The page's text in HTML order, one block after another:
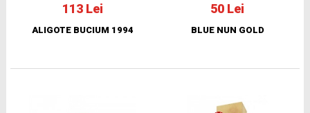
113 Lei
ALIGOTE BUCIUM 1994
50 Lei
BLUE NUN GOLD